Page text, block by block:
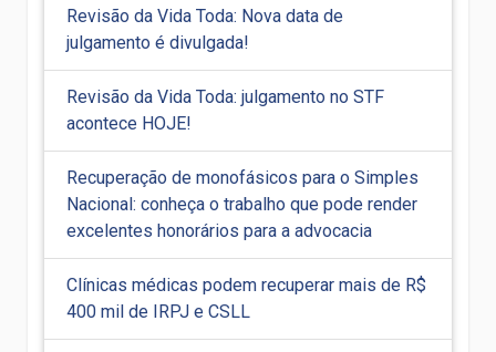
Revisão da Vida Toda: Nova data de
julgamento é divulgada!
Revisão da Vida Toda: julgamento no STF
acontece HOJE!
Recuperação de monofásicos para o Simples
Nacional: conheça o trabalho que pode render
excelentes honorários para a advocacia
Clínicas médicas podem recuperar mais de R$
400 mil de IRPJ e CSLL